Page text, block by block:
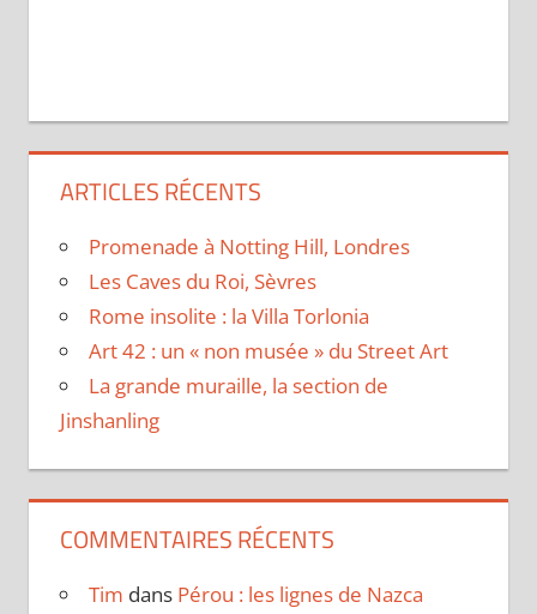
ARTICLES RÉCENTS
Promenade à Notting Hill, Londres
Les Caves du Roi, Sèvres
Rome insolite : la Villa Torlonia
Art 42 : un « non musée » du Street Art
La grande muraille, la section de
Jinshanling
COMMENTAIRES RÉCENTS
Tim dans Pérou : les lignes de Nazca